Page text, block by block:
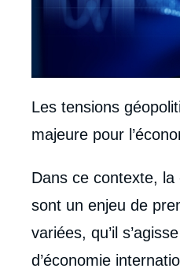
Les tensions
majeure pour
body
Dans ce contexte, la
sont un enjeu de
variées, qu’il
d’économie